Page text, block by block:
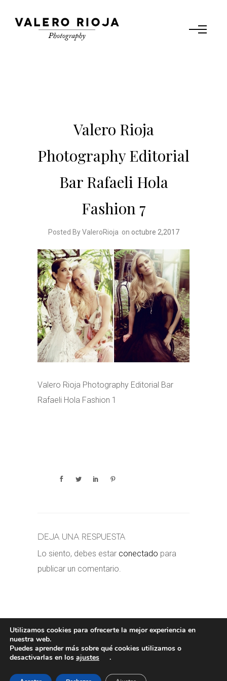
Valero Rioja
Photography Editorial
Bar Rafaeli Hola
Fashion 7
Posted By ValeroRioja on octubre 2,2017
Valero Rioja Photography Editorial Bar
Rafaeli Hola Fashion 1
Deja una respuesta
Lo siento, debes estar conectado para
publicar un comentario.
POLÍTICA DE COOKIES - POLÍTICA
Utilizamos cookies para ofrecerte la mejor experiencia en
nuestra web.
Puedes aprender más sobre qué cookies utilizamos o
desactivarlas en los ajustes .